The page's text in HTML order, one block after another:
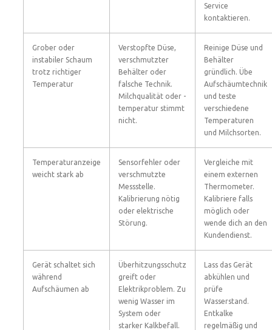
Service
kontaktieren.
Grober oder
instabiler Schaum
trotz richtiger
Temperatur
Verstopfte Düse,
verschmutzter
Behälter oder
falsche Technik.
Milchqualität oder -
temperatur stimmt
nicht.
Reinige Düse und
Behälter
gründlich. Übe
Aufschäumtechnik
und teste
verschiedene
Temperaturen
und Milchsorten.
Temperaturanzeige
weicht stark ab
Sensorfehler oder
verschmutzte
Messstelle.
Kalibrierung nötig
oder elektrische
Störung.
Vergleiche mit
einem externen
Thermometer.
Kalibriere falls
möglich oder
wende dich an den
Kundendienst.
Gerät schaltet sich
während
Aufschäumen ab
Überhitzungsschutz
greift oder
Elektrikproblem. Zu
wenig Wasser im
System oder
starker Kalkbefall.
Lass das Gerät
abkühlen und
prüfe
Wasserstand.
Entkalke
regelmäßig und